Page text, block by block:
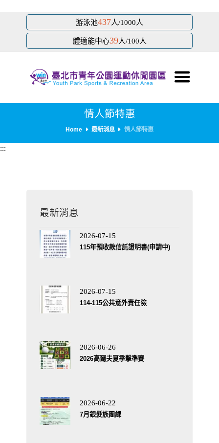
游泳池437人/1000人
體適能中心39人/100人
情人節特惠
Home 最新消息 情人節特惠
:::
最新消息
2026-07-15
115年預收款信託證明書(申請中)
2026-07-15
114-115公共意外責任險
2026-06-26
2026高爾夫夏季擊準賽
2026-06-22
7月銀髮族團課